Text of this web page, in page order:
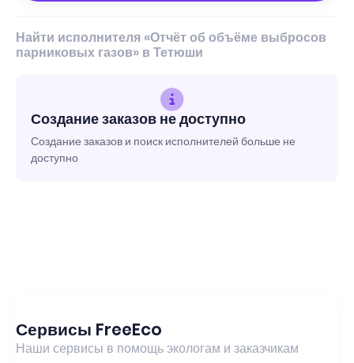
Найти исполнителя «Отчёт об объёме выбросов
парниковых газов» в Тетюши
Создание заказов не доступно
Создание заказов и поиск исполнителей больше не
доступно
Сервисы FreeEco
Наши сервисы в помощь экологам и заказчикам